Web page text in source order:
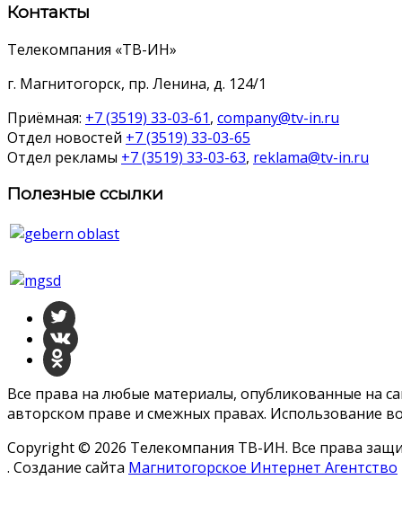
Контакты
Телекомпания «ТВ-ИН»
г. Магнитогорск, пр. Ленина, д. 124/1
Приёмная: +7 (3519) 33-03-61, company@tv-in.ru
Отдел новостей +7 (3519) 33-03-65
Отдел рекламы +7 (3519) 33-03-63, reklama@tv-in.ru
Полезные ссылки
Все права на любые материалы, опубликованные на
авторском праве и смежных правах. Использование
Copyright © 2026 Телекомпания ТВ-ИН. Все права
. Создание сайта Магнитогорское Интернет Агентство